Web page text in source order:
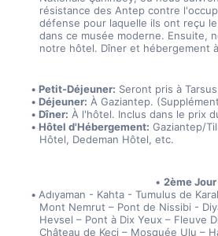
résistance des Antep contre
défense pour laquelle ils ont reçu
dans ce musée moderne. Ensuite,
notre hôtel. Dîner et hébergement
Petit-Déjeuner: Seront pris à
Déjeuner: À Gaziantep.
Dîner: À l'hôtel. Inclus dans le prix
Hôtel d'Hébergement: Gaziantep/
Hôtel, Dedeman Hôtel, etc.
2ème Jour
Adıyaman - Kahta - Tumulus de
Mont Nemrut – Pont de Nissibi -
Hevsel – Pont à Dix Yeux – Fleuve
Château de Keçi – Mosquée Ulu –